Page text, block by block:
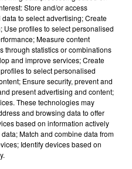
festival
décède après une
le Finistère
chiot en animalerie
très cher
Store and/or access
to select advertising; Create
profiles to select personalised
Measure content
through statistics or combinations
and improve services; Create
to select personalised
Ensure security, prevent and
present advertising and content;
These technologies may
and browsing data to offer
based on information actively
Match and combine data from
Identify devices based on